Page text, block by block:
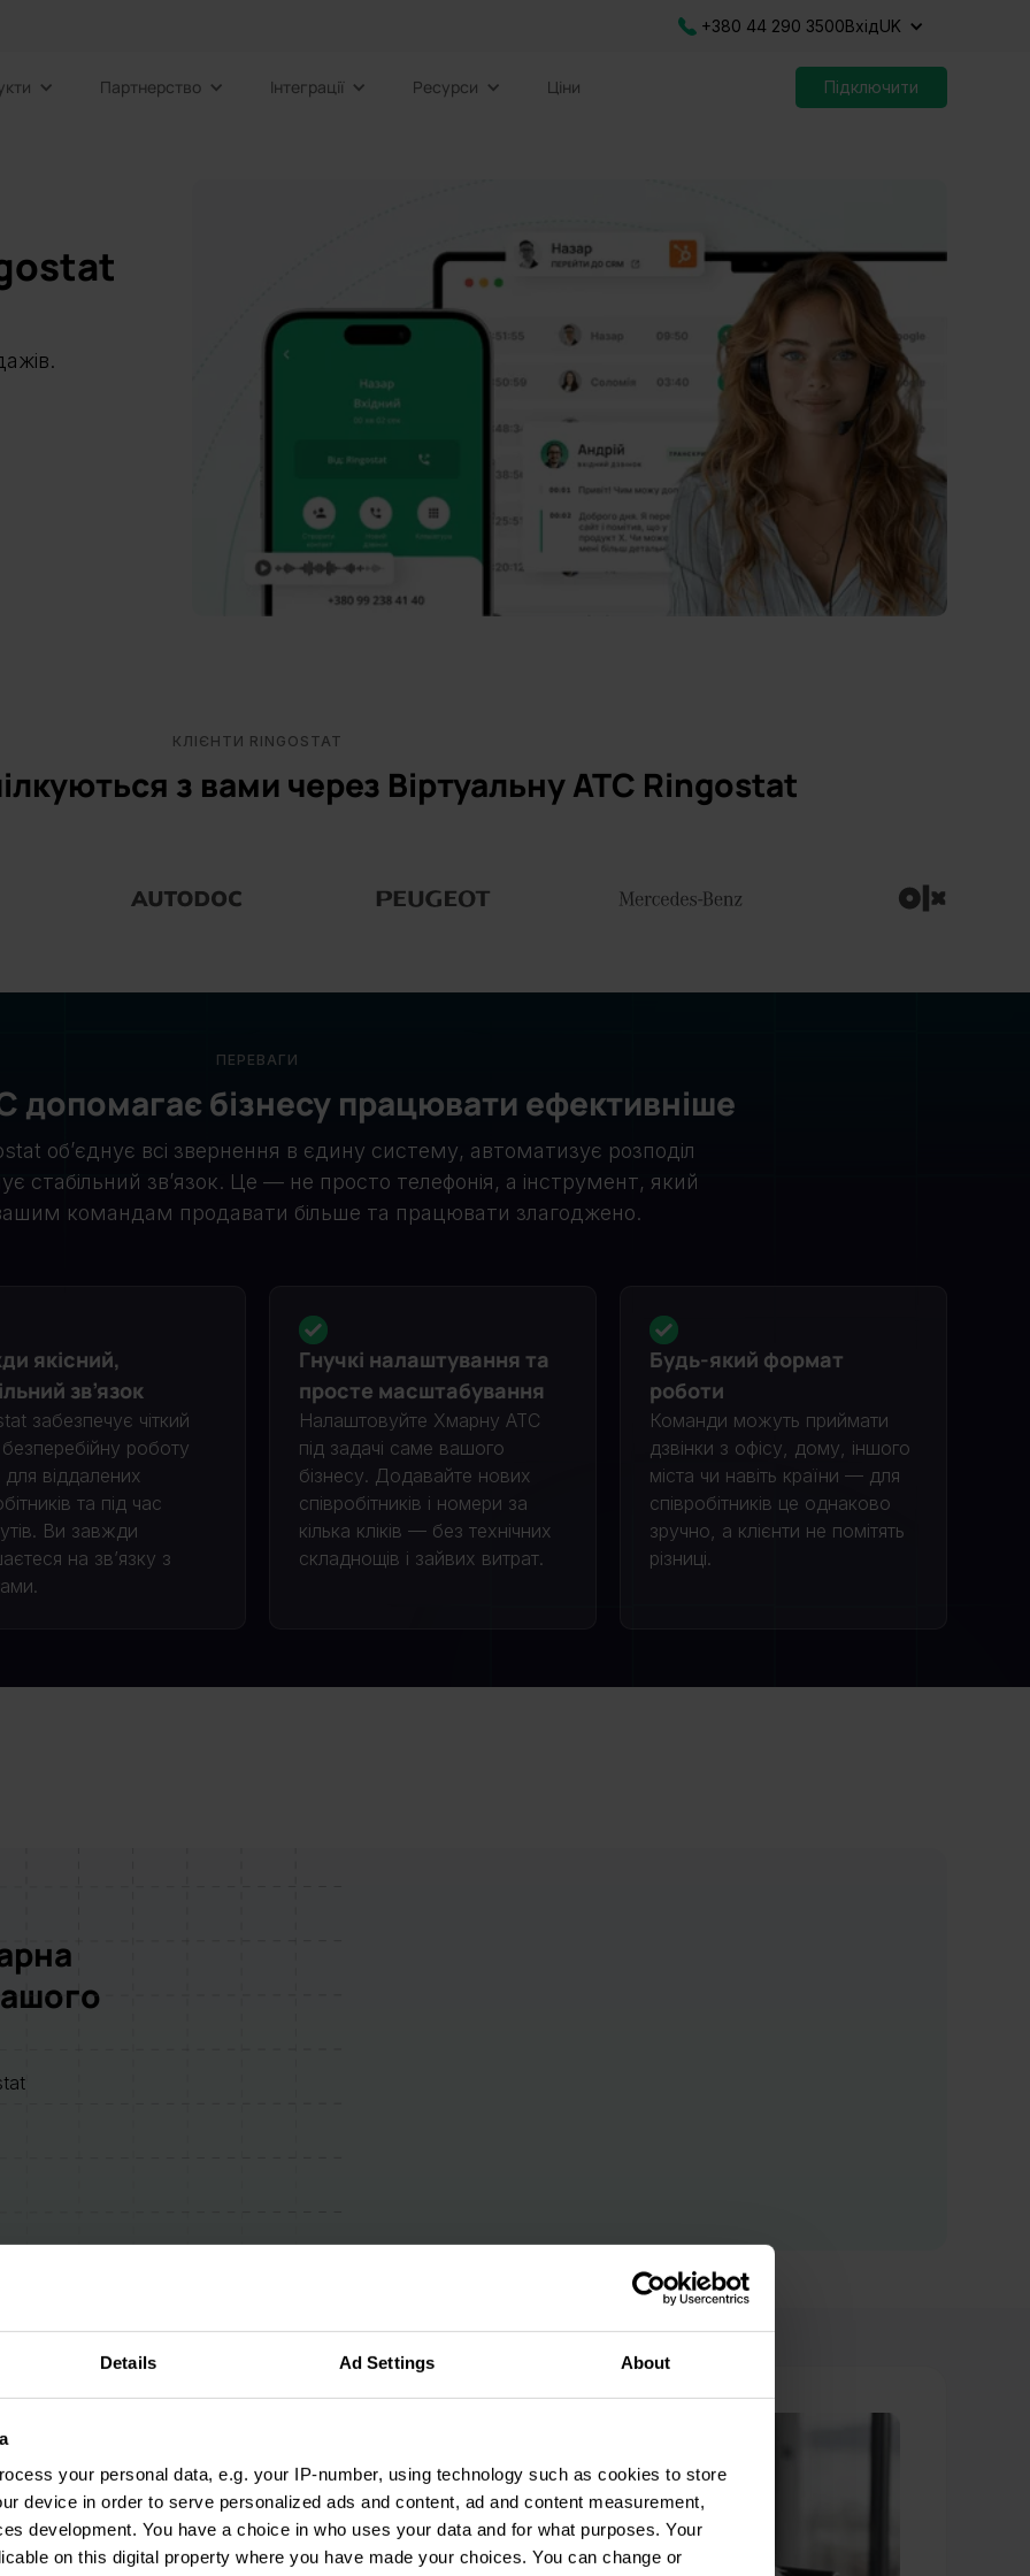
Details Ad Settings About
your personal data, e.g. your IP-number, using technology such as cookies to store
device in order to serve personalized ads and content, ad and content measurement,
development. You have a choice in who uses your data and for what purposes. Your
on this digital property where you have made your choices. You can change or
+380 44 290 3500ВхідUK
Партнерство Інтеграції Ресурси Ціни Підключити
КЛІЄНТИ RINGOSTAT
з вами через Віртуальну АТС Ringostat
ПЕРЕВАГИ
допомагає бізнесу працювати ефективніше
об’єднує всі звернення в єдину систему, автоматизує розподіл
стабільний зв’язок. Це — не просто телефонія, а інструмент, який
командам продавати більше та працювати злагоджено.
якісний,
зв’язок
забезпечує чіткий
безперебійну роботу
для віддалених
та під час
Ви завжди
на зв’язку з
Гнучкі налаштування та
просте масштабування
Налаштовуйте Хмарну АТС
під задачі саме вашого
бізнесу. Додавайте нових
співробітників і номери за
кілька кліків — без технічних
складнощів і зайвих витрат.
Будь-який формат
роботи
Команди можуть приймати
дзвінки з офісу, дому, іншого
міста чи навіть країни — для
співробітників це однаково
зручно, а клієнти не помітять
різниці.
як вона працює
керує всіма вашими